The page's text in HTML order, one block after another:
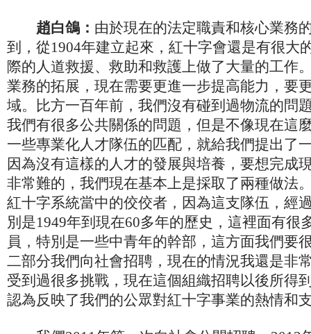
趙白鴿： 由於現在的法定職責和核心業務
到，從1904年建立起來，紅十字會還是有很大
際的人道救援、救助和救護上做了大量的工作
業務的拓展，現在需要更進一步提高能力，要
域。比方一百年前，我們沒有碰到過物流的問
我們有很多公共關係的問題，但是不像現在這
一些專業化人才隊伍的匹配，就給我們提出了
因為沒有這樣的人才的發展與培養，要想完成
非常難的，我們現在基本上是採取了兩種做法
紅十字系統當中的佼佼者，因為這支隊伍，經
別是1949年到現在60多年的歷史，這裡面有很
員，特別是一些中青年的幹部，這方面我們要
二部分我們向社會招聘，現在的情況我還是非
受到過很多挑戰，現在這個組織招聘以後所得
認為反映了我們的公眾對紅十字事業的熱情和